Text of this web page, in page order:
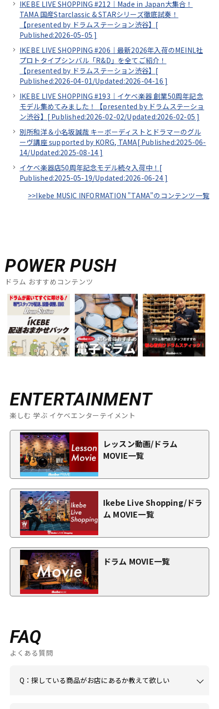
IKEBE LIVE SHOPPING #212｜Made in Japan大集合！
TAMA 国産Starclassic & STARシリーズ徹底試奏！
【presented by ドラムステーション渋谷】[
Published:2026-05-05 ]
IKEBE LIVE SHOPPING #206｜最新2026年入荷のMEINL社
プロトタイプシンバル「R&D」を全てご紹介！
【presented by ドラムステーション渋谷】[
Published:2026-04-01/Updated:2026-04-16 ]
IKEBE LIVE SHOPPING #193｜イケベ楽器 創業50周年記念
モデル集めてみました！【presented by ドラムステーショ
ン渋谷】[ Published:2026-02-02/Updated:2026-02-05 ]
別所和洋＆小名坂誠哉 キーボーディストとドラマーのグル
ーヴ講座 supported by KORG, TAMA[ Published:2025-06-
14/Updated:2025-08-14 ]
イケベ楽器店50周年記念モデル続々入荷中！[
Published:2025-05-19/Updated:2026-06-24]
>>Ikebe MUSIC INFORMATION "TAMA"のコンテンツ一覧
POWER PUSH
ドラム おすすめコンテンツ
ENTERTAINMENT
楽しむ 学ぶ イケベエンターテイメント
レッスン動画/ドラム
MOVIE一覧
Ikebe Live Shopping/ドラ
ム MOVIE一覧
ドラム MOVIE一覧
FAQ
よくある質問
Q：探している商品がお店にあるか教えて欲しい